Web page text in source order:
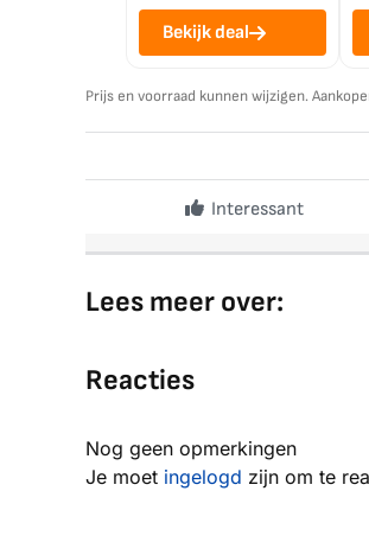
Bekijk deal
Prijs en voorraad kunnen wijzigen.
Interessant
Lees meer over:
Reacties
Nog geen opmerkingen
Je moet ingelogd zijn om te